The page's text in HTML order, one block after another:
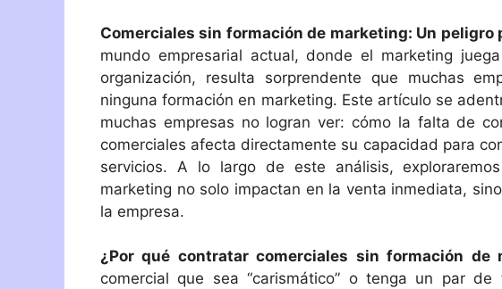
Comerciales sin formación de marketing: Un peligro
mundo empresarial actual, donde el marketing
organización, resulta sorprendente que muchas
ninguna formación en marketing. Este artículo se
muchas empresas no logran ver: cómo la falta de
comerciales afecta directamente su capacidad para
servicios. A lo largo de este análisis,
marketing no solo impactan en la venta inmediata,
la empresa.
¿Por qué contratar comerciales sin formación de
comercial que sea “carismático” o tenga un par